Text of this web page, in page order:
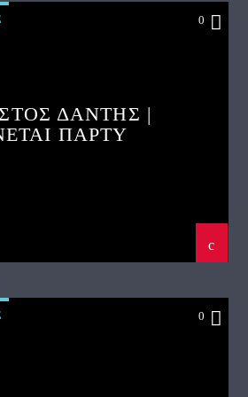
0
ΔΑΝΤΗΣ |
ΠΑΡΤΥ
0